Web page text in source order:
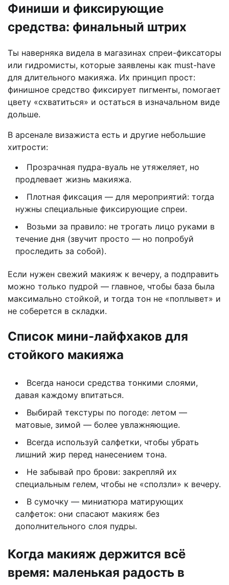
Финиши и фиксирующие
средства: финальный штрих
Ты наверняка видела в магазинах спреи-фиксаторы
или гидромисты, которые заявлены как must-have
для длительного макияжа. Их принцип прост:
финишное средство фиксирует пигменты, помогает
цвету «схватиться» и остаться в изначальном виде
дольше.
В арсенале визажиста есть и другие небольшие
хитрости:
Прозрачная пудра-вуаль не утяжеляет, но
продлевает жизнь макияжа.
Плотная фиксация — для мероприятий: тогда
нужны специальные фиксирующие спреи.
Возьми за правило: не трогать лицо руками в
течение дня (звучит просто — но попробуй
проследить за собой).
Если нужен свежий макияж к вечеру, а подправить
можно только пудрой — главное, чтобы база была
максимально стойкой, и тогда тон не «поплывет» и
не соберется в складки.
Список мини-лайфхаков для
стойкого макияжа
Всегда наноси средства тонкими слоями,
давая каждому впитаться.
Выбирай текстуры по погоде: летом —
матовые, зимой — более увлажняющие.
Всегда используй салфетки, чтобы убрать
лишний жир перед нанесением тона.
Не забывай про брови: закрепляй их
специальным гелем, чтобы не «сползли» к вечеру.
В сумочку — миниатюра матирующих
салфеток: они спасают макияж без
дополнительного слоя пудры.
Когда макияж держится всё
время: маленькая радость в